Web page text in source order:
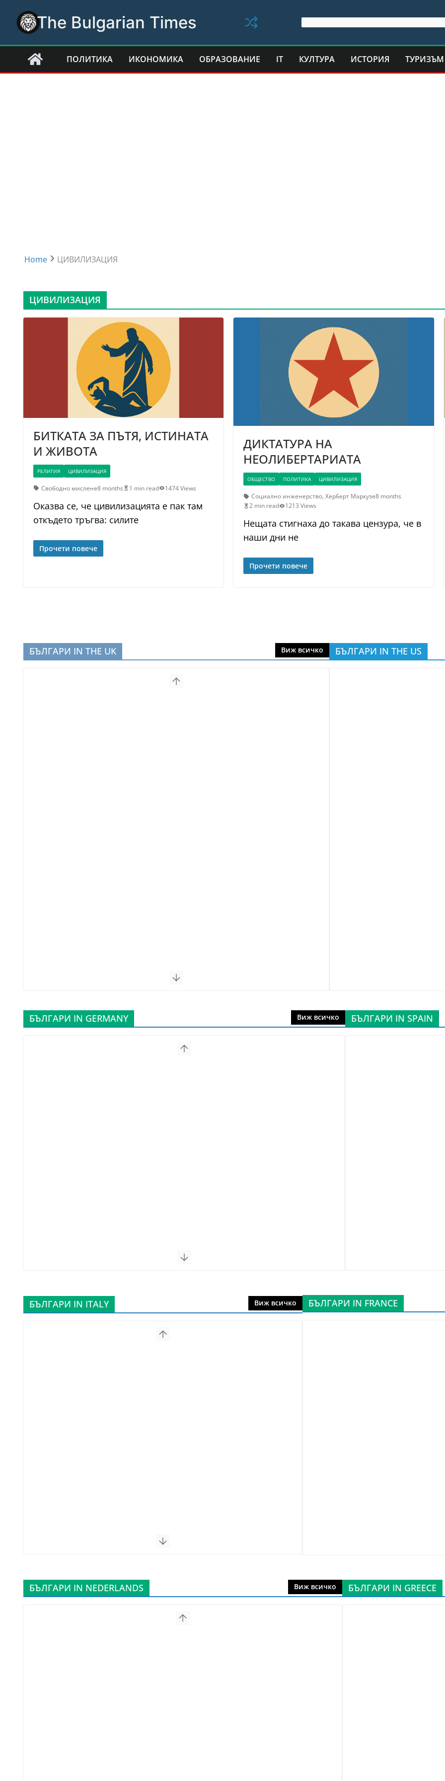
content
The Bulgarian Times
ПОЛИТИКА ИКОНОМИКА ОБРАЗОВАНИЕ IT КУЛТУРА ИСТОРИЯ ТУРИЗЪМ
Home ЦИВИЛИЗАЦИЯ
ЦИВИЛИЗАЦИЯ
БИТКАТА ЗА ПЪТЯ, ИСТИНАТА
И ЖИВОТА
РЕЛИГИЯ ЦИВИЛИЗАЦИЯ
Свободно мислене8 months 1 min read 1474 Views
Оказва се, че цивилизацията е пак там
откъдето тръгва: силите
Прочети повече
ДИКТАТУРА НА
НЕОЛИБЕРТАРИАТА
ОБЩЕСТВО ПОЛИТИКА ЦИВИЛИЗАЦИЯ
Социално инженерство,Херберт Маркузе8 months
2 min read
1213 Views
Нещата стигнаха до такава цензура, че в
наши дни не
Прочети повече
БЪЛГАРИ IN THE UK Виж всичко БЪЛГАРИ IN THE US
БЪЛГАРИ IN GERMANY Виж всичко БЪЛГАРИ IN SPAIN
БЪЛГАРИ IN ITALY Виж всичко БЪЛГАРИ IN FRANCE
БЪЛГАРИ IN NEDERLANDS Виж всичко БЪЛГАРИ IN GREECE